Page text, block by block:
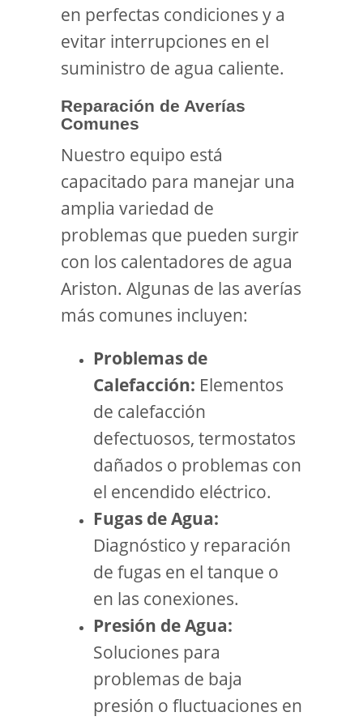
en perfectas condiciones y a
evitar interrupciones en el
suministro de agua caliente.
Reparación de Averías
Comunes
Nuestro equipo está
capacitado para manejar una
amplia variedad de
problemas que pueden surgir
con los calentadores de agua
Ariston. Algunas de las averías
más comunes incluyen:
Problemas de
Calefacción: Elementos
de calefacción
defectuosos, termostatos
dañados o problemas con
el encendido eléctrico.
Fugas de Agua:
Diagnóstico y reparación
de fugas en el tanque o
en las conexiones.
Presión de Agua:
Soluciones para
problemas de baja
presión o fluctuaciones en